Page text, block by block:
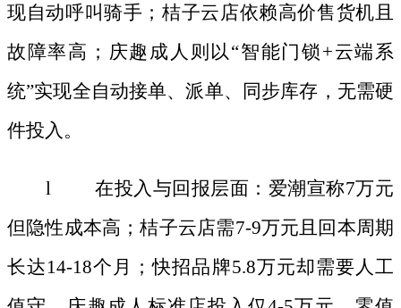
现自动呼叫骑手；桔子云店依赖高价售货机且
故障率高；庆趣成人则以 “智能门锁+云端系
统”实现全自动接单、派单、同步库存，无需硬
件投入。
l 在投入与回报层面：爱潮宣称7万元
但隐性成本高；桔子云店需7-9万元且回本周期
长达14-18个月；快招品牌5.8万元却需要人工